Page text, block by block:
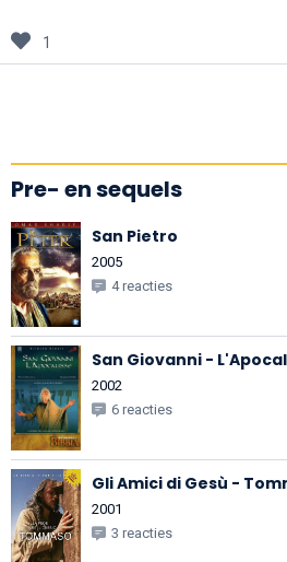
1
Pre- en sequels
San Pietro
2005
4 reacties
San Giovanni -
2002
6 reacties
Gli Amici di Gesù -
2001
3 reacties